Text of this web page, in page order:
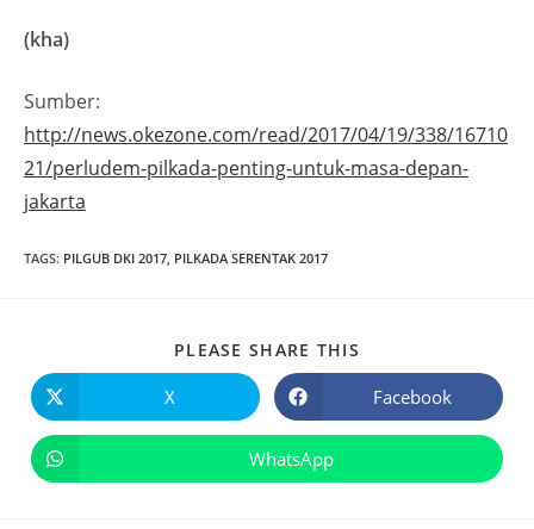
(kha)
Sumber:
http://news.okezone.com/read/2017/04/19/338/16710
21/perludem-pilkada-penting-untuk-masa-depan-
jakarta
TAGS: PILGUB DKI 2017, PILKADA SERENTAK 2017
PLEASE SHARE THIS
X Facebook
WhatsApp